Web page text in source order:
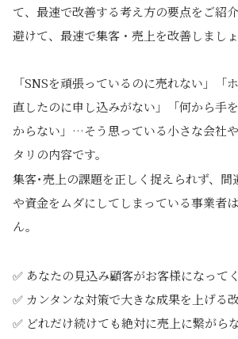
て、最速で改善する考え方の要点をご紹
避けて、最速で集客・売上を改善しましょ
「SNSを頑張っているのに売れない」「
直したのに申し込みがない」「何から手
からない」…そう思っている小さな会社
タリの内容です。
集客･売上の課題を正しく捉えられず、間
や資金をムダにしてしまっている事業者
ん。
✅ あなたの見込み顧客がお客様になって
✅ カンタンな対策で大きな成果を上げる
✅ どれだけ続けても絶対に売上に繋がら